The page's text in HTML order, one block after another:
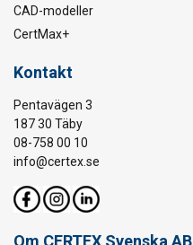
CAD-modeller
CertMax+
Kontakt
Pentavägen 3
187 30 Täby
08-758 00 10
info@certex.se
Om CERTEX Svenska AB